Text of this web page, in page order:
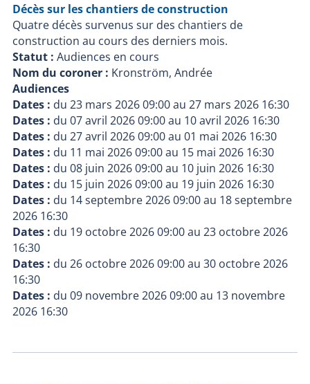
Décès sur les chantiers de construction
Quatre décès survenus sur des chantiers de
construction au cours des derniers mois.
Statut : Audiences en cours
Nom du coroner : Kronström, Andrée
Audiences
Dates : du 23 mars 2026 09:00au 27 mars 2026 16:30
Dates : du 07 avril 2026 09:00au 10 avril 2026 16:30
Dates : du 27 avril 2026 09:00au 01 mai 2026 16:30
Dates : du 11 mai 2026 09:00au 15 mai 2026 16:30
Dates : du 08 juin 2026 09:00au 10 juin 2026 16:30
Dates : du 15 juin 2026 09:00au 19 juin 2026 16:30
Dates : du 14 septembre 2026 09:00au 18 septembre
2026 16:30
Dates : du 19 octobre 2026 09:00au 23 octobre 2026
16:30
Dates : du 26 octobre 2026 09:00au 30 octobre 2026
16:30
Dates : du 09 novembre 2026 09:00au 13 novembre
2026 16:30